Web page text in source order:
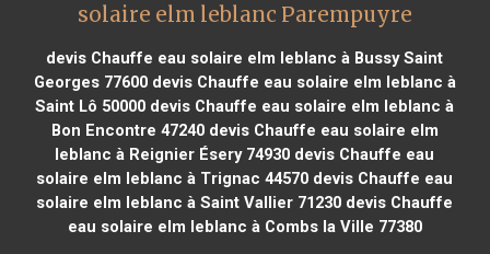
solaire elm leblanc Parempuyre
devis Chauffe eau solaire elm leblanc à Bussy Saint
Georges 77600devis Chauffe eau solaire elm leblanc à
Saint Lô 50000 devis Chauffe eau solaire elm leblanc à
Bon Encontre 47240devis Chauffe eau solaire elm
leblanc à Reignier Ésery 74930 devis Chauffe eau
solaire elm leblanc à Trignac 44570 devis Chauffe eau
solaire elm leblanc à Saint Vallier 71230 devis Chauffe
eau solaire elm leblanc à Combs la Ville 77380